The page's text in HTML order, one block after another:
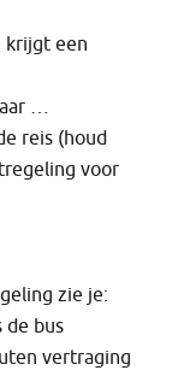
krijgt een
…
reis (houd
voor
zie je:
de bus
vertraging